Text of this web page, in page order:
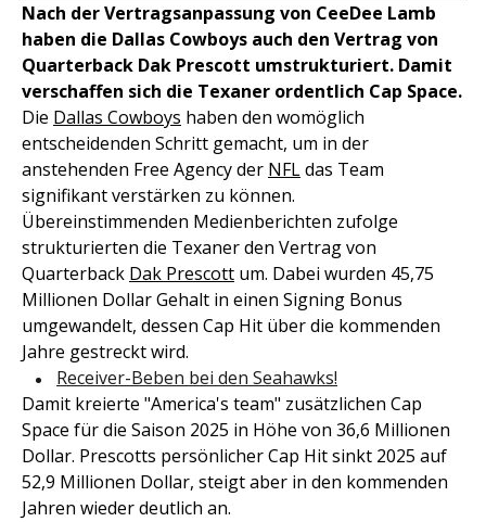
Nach der Vertragsanpassung von CeeDee Lamb
haben die Dallas Cowboys auch den Vertrag von
Quarterback Dak Prescott umstrukturiert. Damit
verschaffen sich die Texaner ordentlich Cap Space.
Die Dallas Cowboys haben den womöglich
entscheidenden Schritt gemacht, um in der
anstehenden Free Agency der NFLdas Team
signifikant verstärken zu können.
Übereinstimmenden Medienberichten zufolge
strukturierten die Texaner den Vertrag von
Quarterback Dak Prescott um. Dabei wurden 45,75
Millionen Dollar Gehalt in einen Signing Bonus
umgewandelt, dessen Cap Hit über die kommenden
Jahre gestreckt wird.
Receiver-Beben bei den Seahawks!
Damit kreierte "America's team" zusätzlichen Cap
Space für die Saison 2025 in Höhe von 36,6 Millionen
Dollar. Prescotts persönlicher Cap Hit sinkt 2025 auf
52,9 Millionen Dollar, steigt aber in den kommenden
Jahren wieder deutlich an.